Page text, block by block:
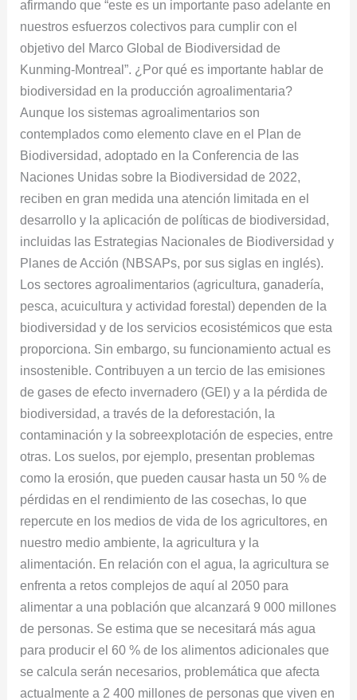
afirmando que “este es un importante paso adelante en
nuestros esfuerzos colectivos para cumplir con el
objetivo del Marco Global de Biodiversidad de
Kunming-Montreal”. ¿Por qué es importante hablar de
biodiversidad en la producción agroalimentaria?
Aunque los sistemas agroalimentarios son
contemplados como elemento clave en el Plan de
Biodiversidad, adoptado en la Conferencia de las
Naciones Unidas sobre la Biodiversidad de 2022,
reciben en gran medida una atención limitada en el
desarrollo y la aplicación de políticas de biodiversidad,
incluidas las Estrategias Nacionales de Biodiversidad y
Planes de Acción (NBSAPs, por sus siglas en inglés).
Los sectores agroalimentarios (agricultura, ganadería,
pesca, acuicultura y actividad forestal) dependen de la
biodiversidad y de los servicios ecosistémicos que esta
proporciona. Sin embargo, su funcionamiento actual es
insostenible. Contribuyen a un tercio de las emisiones
de gases de efecto invernadero (GEI) y a la pérdida de
biodiversidad, a través de la deforestación, la
contaminación y la sobreexplotación de especies, entre
otras. Los suelos, por ejemplo, presentan problemas
como la erosión, que pueden causar hasta un 50 % de
pérdidas en el rendimiento de las cosechas, lo que
repercute en los medios de vida de los agricultores, en
nuestro medio ambiente, la agricultura y la
alimentación. En relación con el agua, la agricultura se
enfrenta a retos complejos de aquí al 2050 para
alimentar a una población que alcanzará 9 000 millones
de personas. Se estima que se necesitará más agua
para producir el 60 % de los alimentos adicionales que
se calcula serán necesarios, problemática que afecta
actualmente a 2 400 millones de personas que viven en